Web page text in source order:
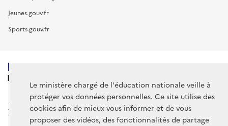
Le ministère chargé de l'éducation nationale veille à
protéger vos données personnelles. Ce site utilise des
cookies afin de mieux vous informer et de vous
proposer des vidéos, des fonctionnalités de partage
Jeunes.gouv.fr
Sports.gouv.fr
MINISTÈRE
DE L'ÉDUCATION
NATIONALE